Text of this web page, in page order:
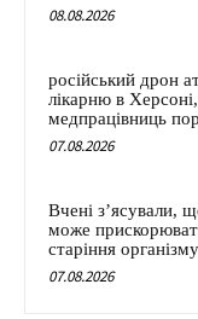
08.08.2026
російський дрон
лікарню в
медпрацівниць
07.08.2026
Вчені з’ясували,
може
старіння організму
07.08.2026